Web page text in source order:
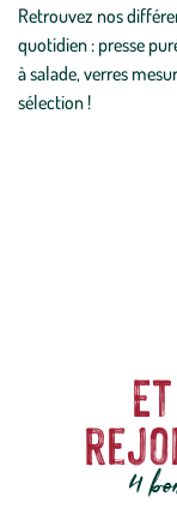
Retrouvez nos
quotidien : presse
à salade, verres
sélection !
4